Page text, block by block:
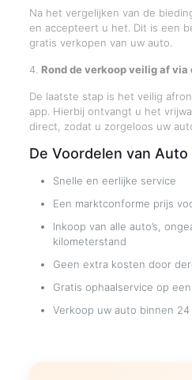
Na het vergelijken van de
en accepteert u het. Dit is een
gratis verkopen van uw auto.
4. Rond de verkoop veilig af via
De laatste stap is het veilig
app. Hierbij ontvangt u het
direct, zodat u zorgeloos uw
De Voordelen van
Snelle en eerlijke service
Een marktconforme prijs
Inkoop van alle auto’s,
kilometerstand
Geen extra kosten door
Gratis ophaalservice op
Verkoop uw auto binnen